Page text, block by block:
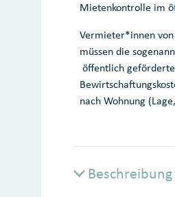
Mietenkontrolle im
Vermieter*innen
müssen die
öffentlich
nach Wohnung
Beschreibung